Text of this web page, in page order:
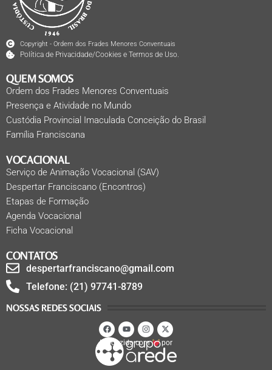
Copyright - Ordem dos Frades Menores Conventuais
Política de Privacidade/Cookies e Termos de Uso.
QUEM SOMOS
Ordem dos Frades Menores Conventuais
Presença e Atividade no Mundo
Custódia Provincial Imaculada Conceição do Brasil
Família Franciscana
VOCACIONAL
Serviço de Animação Vocacional (SAV)
Despertar Franciscano (Encontros)
Etapas de Formação
Agenda Vocacional
Ficha Vocacional
CONTATOS
despertarfranciscano@gmail.com
Telefone: (21) 97741-8789
NOSSAS REDES SOCIAIS
Produzido com por